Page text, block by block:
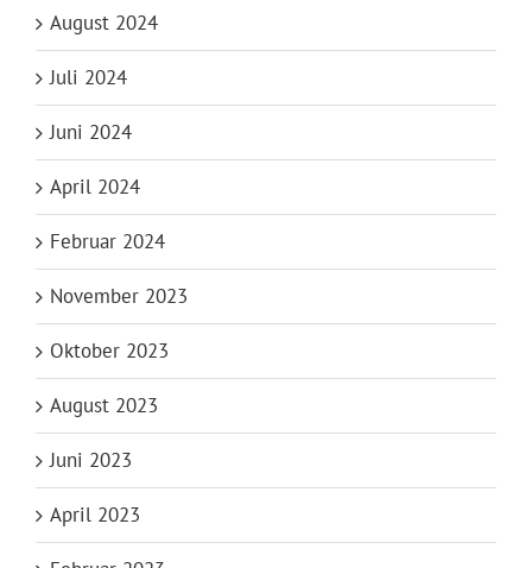
August 2024
Juli 2024
Juni 2024
April 2024
Februar 2024
November 2023
Oktober 2023
August 2023
Juni 2023
April 2023